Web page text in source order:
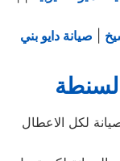
صيانة دايو بني
لكل الاعطال